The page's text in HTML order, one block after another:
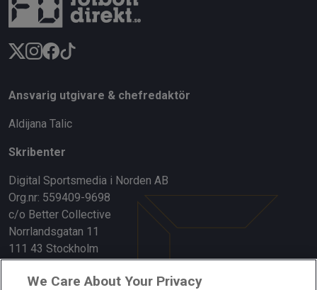
Ansvarig utgivare & chefredaktör
Aldijana Talic
Skribenter
Digital Sportsmedia i Norden AB
Org.nr: 559409-9698
c/o Better Collective
Norrlandsgatan 11
111 43 Stockholm
Länkar
We Care About Your Privacy